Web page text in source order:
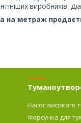
виробників.
на метраж
Насос високого
Форсунка для